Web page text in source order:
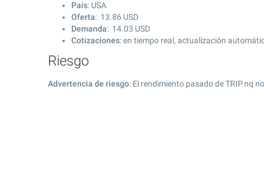
País: USA
Oferta: 13.86 USD
Demanda: 14.03 USD
Cotizaciones: en tiempo real, actualización
Riesgo
Advertencia de riesgo: El rendimiento pasado de TRIP.nq